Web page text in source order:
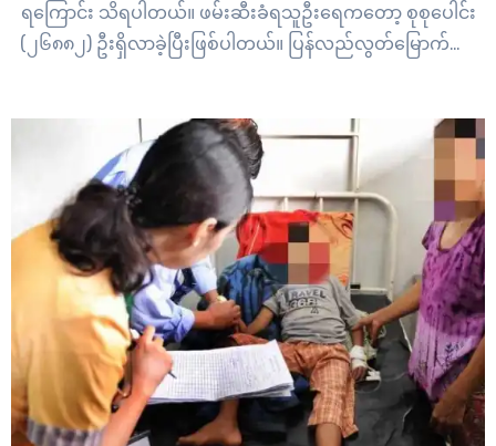
ရကြောင်း သိရပါတယ်။ ဖမ်းဆီးခံရသူဦးရေကတော့ စုစုပေါင်း
(၂၆၈၈၂) ဦးရှိလာခဲ့ပြီးဖြစ်ပါတယ်။ ပြန်လည်လွတ်မြောက်လာ
ဆုံး ရှိခဲ့တာပါ။…